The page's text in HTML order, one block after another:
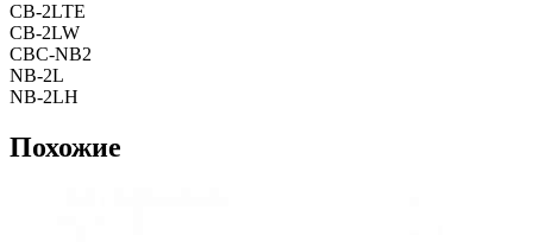
CB-2LTE
CB-2LW
CBC-NB2
NB-2L
NB-2LH
Похожие